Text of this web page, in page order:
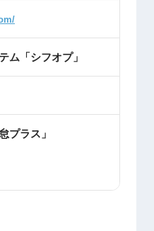
ム「シフオプ」
プラス」